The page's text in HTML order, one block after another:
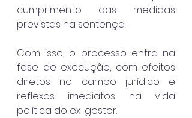
cumprimento das medidas
previstas na sentença.
Com isso, o processo entra na
fase de execução, com efeitos
diretos no campo jurídico e
reflexos imediatos na vida
política do ex-gestor.